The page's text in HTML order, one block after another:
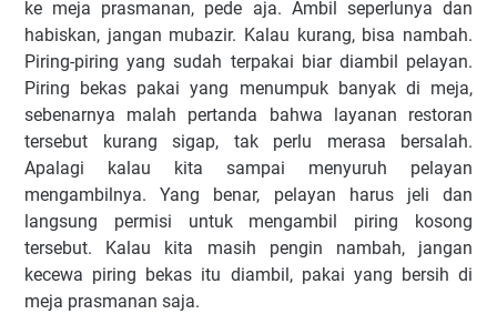
ke meja prasmanan, pede aja. Ambil seperlunya dan
habiskan, jangan mubazir. Kalau kurang, bisa nambah.
Piring-piring yang sudah terpakai biar diambil pelayan.
Piring bekas pakai yang menumpuk banyak di meja,
sebenarnya malah pertanda bahwa layanan restoran
tersebut kurang sigap, tak perlu merasa bersalah.
Apalagi kalau kita sampai menyuruh pelayan
mengambilnya. Yang benar, pelayan harus jeli dan
langsung permisi untuk mengambil piring kosong
tersebut. Kalau kita masih pengin nambah, jangan
kecewa piring bekas itu diambil, pakai yang bersih di
meja prasmanan saja.